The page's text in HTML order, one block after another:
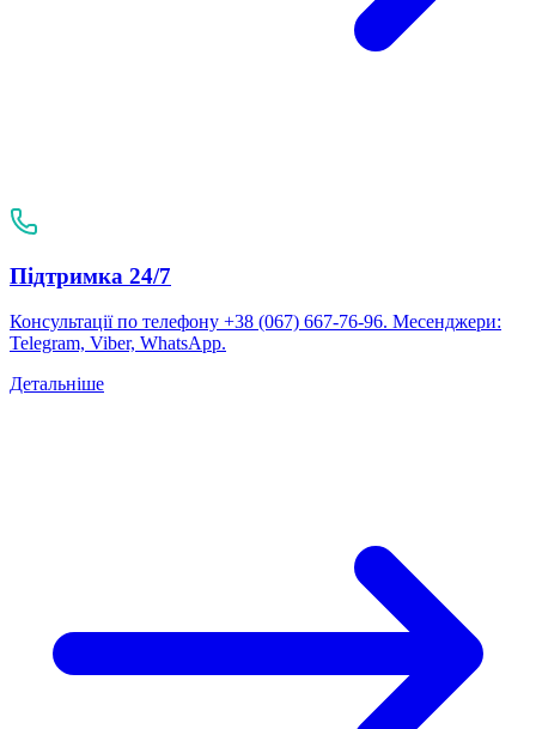
Підтримка 24/7
Консультації по телефону +38 (067) 667-76-96. Месенджери:
Telegram, Viber, WhatsApp.
Детальніше